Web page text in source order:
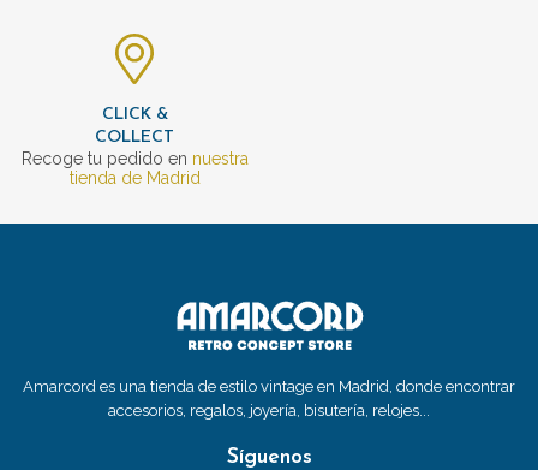
CLICK &
COLLECT
Recoge tu pedido en nuestra
tienda de Madrid
Amarcord es una tienda de estilo vintage en Madrid, donde encontrar
accesorios, regalos, joyería, bisutería, relojes...
Síguenos